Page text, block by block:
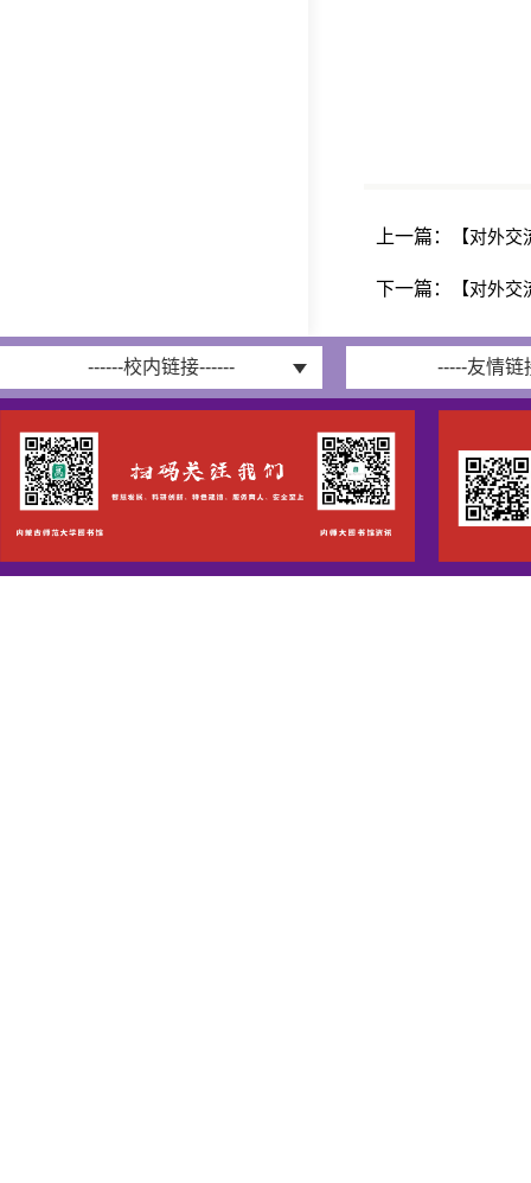
上一篇： 【对外
下一篇： 【对外
------校内链接------ -----友情链